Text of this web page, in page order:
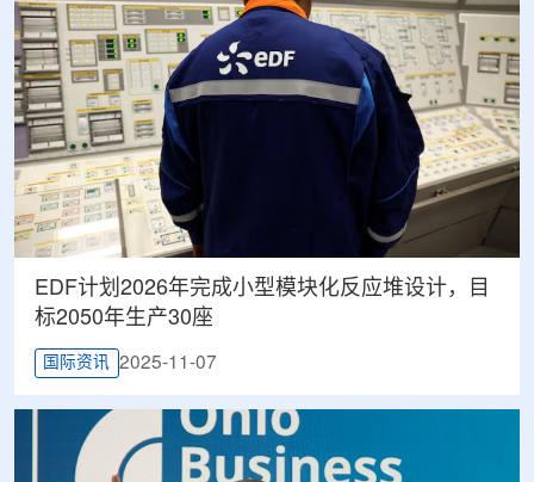
EDF计划2026年完成小型模块化反应堆设计，目
标2050年生产30座
国际资讯 2025-11-07